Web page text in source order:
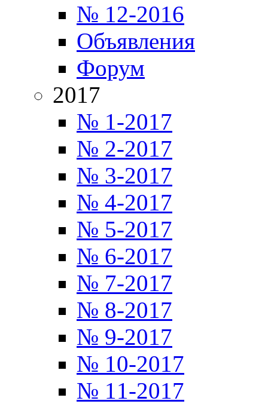
№ 12-2016
Объявления
Форум
2017
№ 1-2017
№ 2-2017
№ 3-2017
№ 4-2017
№ 5-2017
№ 6-2017
№ 7-2017
№ 8-2017
№ 9-2017
№ 10-2017
№ 11-2017